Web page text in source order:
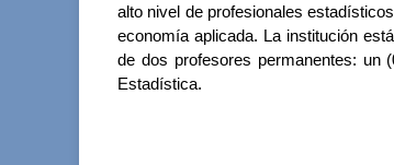
alto nivel de profesionales
economía aplicada. La institución
de dos profesores permanentes: un
Estadística.